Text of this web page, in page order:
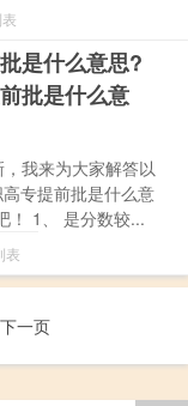
是什么意思?
批是什么意
我来为大家解答以
专提前批是什么意
！ 1、 是分数较...
表
下一页